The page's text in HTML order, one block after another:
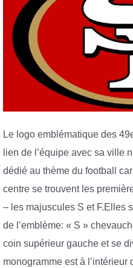
Le logo emblématique des
lien de l’équipe avec sa ville
dédié au thème du football
centre se trouvent les
– les majuscules S et F.Elles
de l’emblème: « S »
coin supérieur gauche et se
monogramme est à l’intérieur